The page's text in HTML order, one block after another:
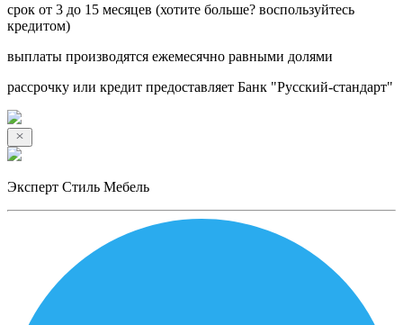
срок от 3 до 15 месяцев (хотите больше? воспользуйтесь
кредитом)
выплаты производятся ежемесячно равными долями
рассрочку или кредит предоставляет Банк "Русский-стандарт"
Эксперт Стиль Мебель